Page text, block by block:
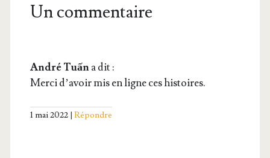
Un commentaire
André Tuấn a dit :
Mer­ci d’a­voir mis en ligne ces histoires.
1 mai 2022 Répondre